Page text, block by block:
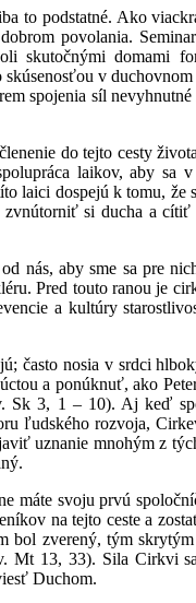
to podstatné. Ako
povolania.
skutočnými domami
v duchovnom
spojenia síl
do tejto cesty
laikov, aby sa
laici dospejú k tomu, že
si ducha a cítiť
nás, aby sme sa pre
Pred touto ranou je
a kultúry
často nosia v srdci
a ponúknuť, ako
Sk 3, 1 – 10). Aj keď
ľudského rozvoja,
uznanie mnohým z
máte svoju prvú
na tejto ceste a
bol zverený, tým
Mt 13, 33). Sila Cirkvi
Duchom.